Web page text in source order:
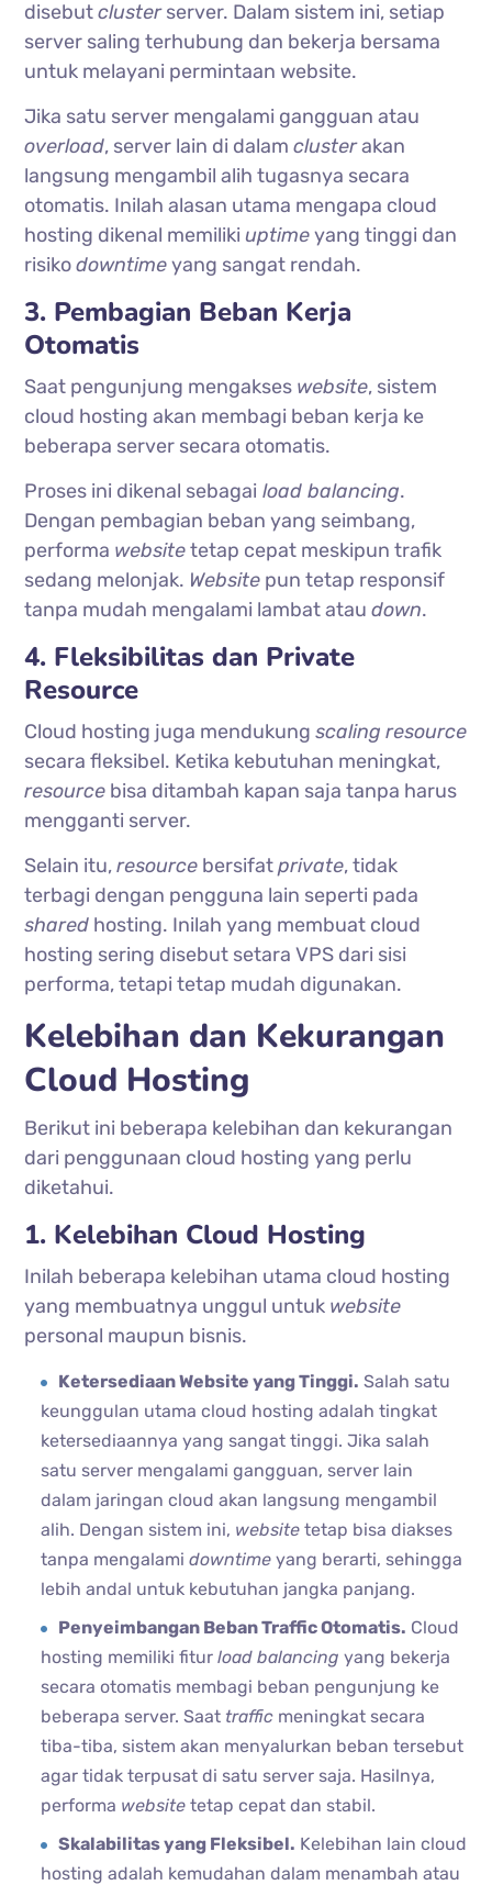
disebutclusterserver. Dalam sistem ini, setiap
server saling terhubung dan bekerja bersama
untuk melayani permintaan website.
Jika satu server mengalami gangguan atau
overload, server lain di dalamclusterakan
langsung mengambil alih tugasnya secara
otomatis. Inilah alasan utama mengapa cloud
hosting dikenal memilikiuptimeyang tinggi dan
risikodowntimeyang sangat rendah.
3. Pembagian Beban Kerja
Otomatis
Saat pengunjung mengakses website, sistem
cloud hosting akan membagi beban kerja ke
beberapa server secara otomatis.
Proses ini dikenal sebagai load balancing.
Dengan pembagian beban yang seimbang,
performa websitetetap cepat meskipun trafik
sedang melonjak. Website pun tetap responsif
tanpa mudah mengalami lambat ataudown.
4. Fleksibilitas dan Private
Resource
Cloud hosting juga mendukungscaling resource
secara fleksibel. Ketika kebutuhan meningkat,
resource bisa ditambah kapan saja tanpa harus
mengganti server.
Selain itu,resource bersifatprivate, tidak
terbagi dengan pengguna lain seperti pada
shared hosting. Inilah yang membuat cloud
hosting sering disebut setara VPS dari sisi
performa, tetapi tetap mudah digunakan.
Kelebihan dan Kekurangan
Cloud Hosting
Berikut ini beberapa kelebihan dan kekurangan
dari penggunaan cloud hosting yang perlu
diketahui.
1. Kelebihan Cloud Hosting
Inilah beberapa kelebihan utama cloud hosting
yang membuatnya unggul untuk website
personal maupun bisnis.
Ketersediaan Website yang Tinggi. Salah satu
keunggulan utama cloud hosting adalah tingkat
ketersediaannya yang sangat tinggi. Jika salah
satu server mengalami gangguan, server lain
dalam jaringan cloud akan langsung mengambil
alih. Dengan sistem ini, website tetap bisa diakses
tanpa mengalamidowntime yang berarti, sehingga
lebih andal untuk kebutuhan jangka panjang.
Penyeimbangan Beban Traffic Otomatis. Cloud
hosting memiliki fiturload balancing yang bekerja
secara otomatis membagi beban pengunjung ke
beberapa server. Saat traffic meningkat secara
tiba-tiba, sistem akan menyalurkan beban tersebut
agar tidak terpusat di satu server saja. Hasilnya,
performa website tetap cepat dan stabil.
Skalabilitas yang Fleksibel. Kelebihan lain cloud
hosting adalah kemudahan dalam menambah atau